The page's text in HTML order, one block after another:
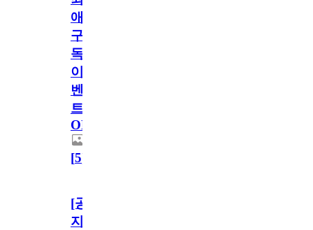
애
구
독
이
벤
트
OPEN!
[5]
[공
지]